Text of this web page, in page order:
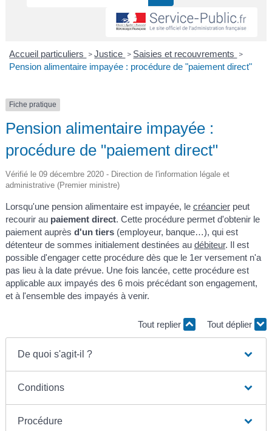
Accueil particuliers > Justice > Saisies et recouvrements >
Pension alimentaire impayée : procédure de "paiement direct"
Fiche pratique
Pension alimentaire impayée :
procédure de "paiement direct"
Vérifié le 09 décembre 2020 - Direction de l'information légale et
administrative (Premier ministre)
Lorsqu'une pension alimentaire est impayée, le créancierpeut
recourir au paiement direct. Cette procédure permet d'obtenir le
paiement auprès d'un tiers(employeur, banque…), qui est
détenteur de sommes initialement destinées au débiteur. Il est
possible d'engager cette procédure dès que le 1erversement n'a
pas lieu à la date prévue. Une fois lancée, cette procédure est
applicable aux impayés des 6 mois précédant son engagement,
et à l'ensemble des impayés à venir.
Tout replier Tout déplier
De quoi s'agit-il ?
Conditions
Procédure